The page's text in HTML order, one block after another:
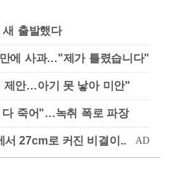
출발했다
에 사과…"제가 틀렸습니다"
제안…아기 못 낳아 미안"
죽어"…녹취 폭로 파장